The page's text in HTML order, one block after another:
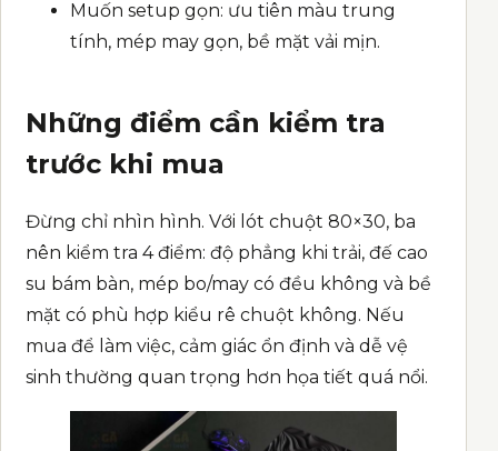
Muốn setup gọn: ưu tiên màu trung
tính, mép may gọn, bề mặt vải mịn.
Những điểm cần kiểm tra
trước khi mua
Đừng chỉ nhìn hình. Với lót chuột 80×30, ba
nên kiểm tra 4 điểm: độ phẳng khi trải, đế cao
su bám bàn, mép bo/may có đều không và bề
mặt có phù hợp kiểu rê chuột không. Nếu
mua để làm việc, cảm giác ổn định và dễ vệ
sinh thường quan trọng hơn họa tiết quá nổi.